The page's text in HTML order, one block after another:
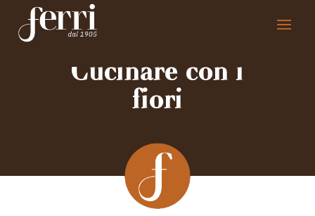
Cucinare con i
fiori